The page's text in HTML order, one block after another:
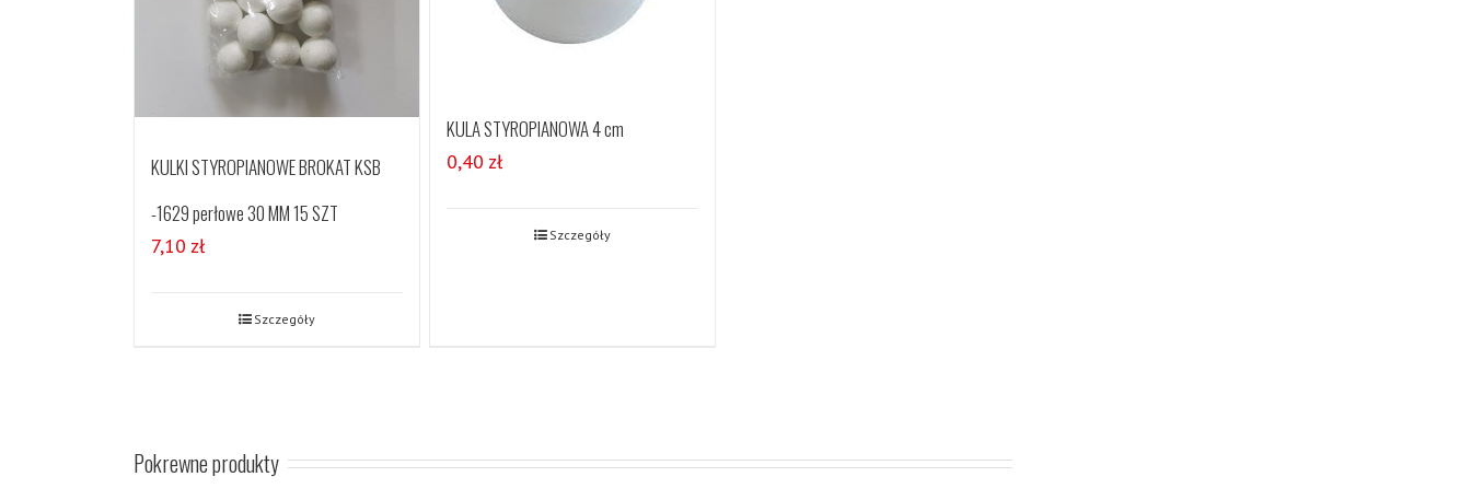
KULKI STYROPIANOWE BROKAT KSB
-1629 perłowe 30 MM 15 SZT
7,10 zł
Szczegóły
KULA STYROPIANOWA 4 cm
0,40 zł
Szczegóły
Pokrewne produkty